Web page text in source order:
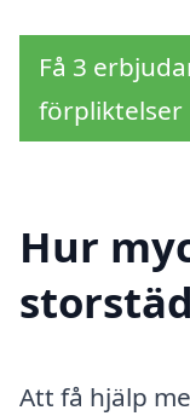
Få 3
förpliktelser
Hur
Att få hjälp